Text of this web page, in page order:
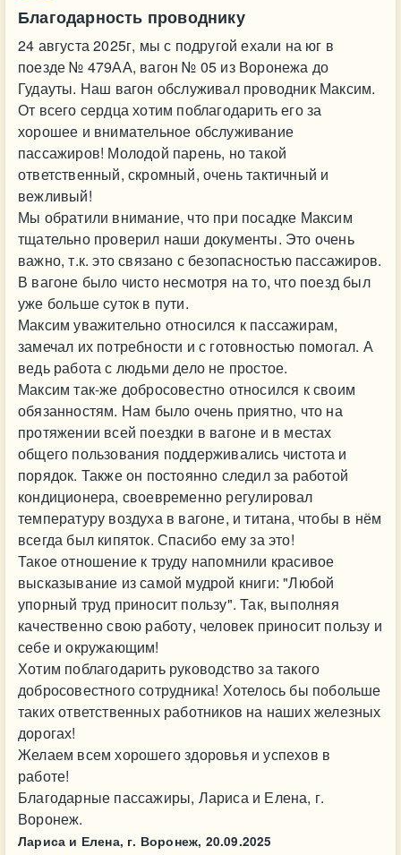
Благодарность проводнику
24 августа 2025г, мы с подругой ехали на юг в
поезде № 479АА, вагон № 05 из Воронежа до
Гудауты. Наш вагон обслуживал проводник Максим.
От всего сердца хотим поблагодарить его за
хорошее и внимательное обслуживание
пассажиров! Молодой парень, но такой
ответственный, скромный, очень тактичный и
вежливый!
Мы обратили внимание, что при посадке Максим
тщательно проверил наши документы. Это очень
важно, т.к. это связано с безопасностью пассажиров.
В вагоне было чисто несмотря на то, что поезд был
уже больше суток в пути.
Максим уважительно относился к пассажирам,
замечал их потребности и с готовностью помогал. А
ведь работа с людьми дело не простое.
Максим так-же добросовестно относился к своим
обязанностям. Нам было очень приятно, что на
протяжении всей поездки в вагоне и в местах
общего пользования поддерживались чистота и
порядок. Также он постоянно следил за работой
кондиционера, своевременно регулировал
температуру воздуха в вагоне, и титана, чтобы в нём
всегда был кипяток. Спасибо ему за это!
Такое отношение к труду напомнили красивое
высказывание из самой мудрой книги: "Любой
упорный труд приносит пользу". Так, выполняя
качественно свою работу, человек приносит пользу и
себе и окружающим!
Хотим поблагодарить руководство за такого
добросовестного сотрудника! Хотелось бы побольше
таких ответственных работников на наших железных
дорогах!
Желаем всем хорошего здоровья и успехов в
работе!
Благодарные пассажиры, Лариса и Елена, г.
Воронеж.
Лариса и Елена, г. Воронеж, 20.09.2025